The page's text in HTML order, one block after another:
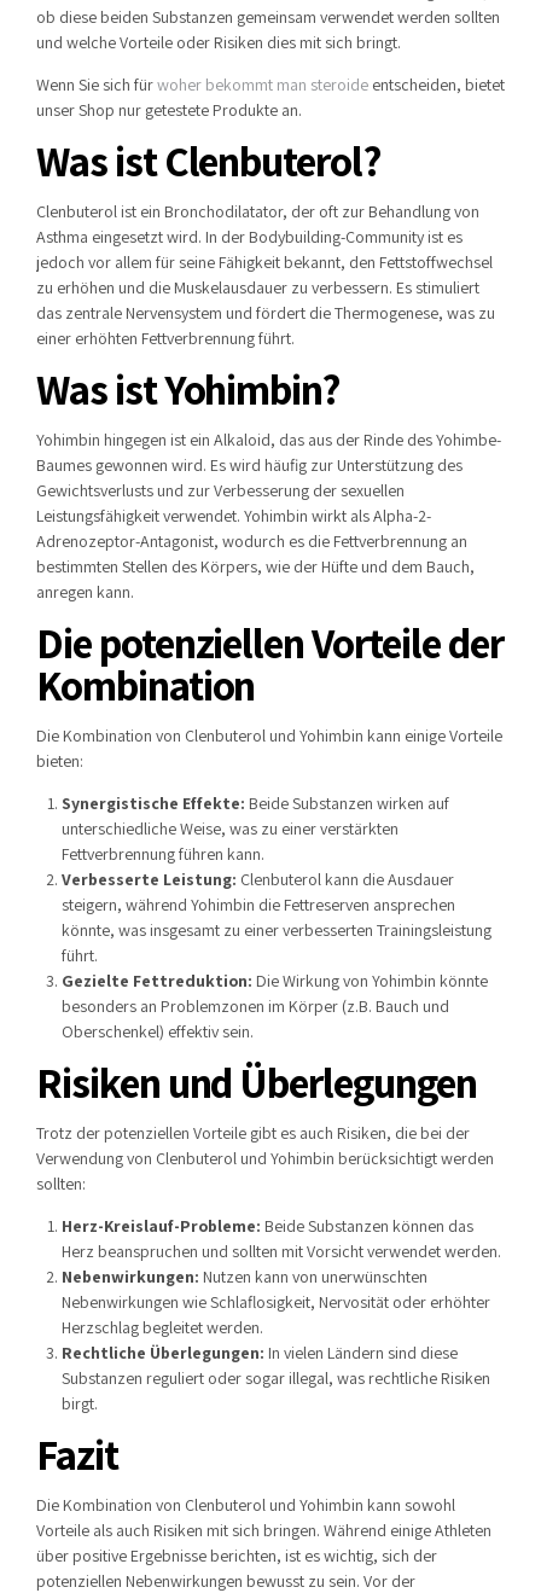
ob diese beiden Substanzen gemeinsam verwendet werden sollten
und welche Vorteile oder Risiken dies mit sich bringt.
Wenn Sie sich fürwoher bekommt man steroide entscheiden, bietet
unser Shop nur getestete Produkte an.
Was ist Clenbuterol?
Clenbuterol ist ein Bronchodilatator, der oft zur Behandlung von
Asthma eingesetzt wird. In der Bodybuilding-Community ist es
jedoch vor allem für seine Fähigkeit bekannt, den Fettstoffwechsel
zu erhöhen und die Muskelausdauer zu verbessern. Es stimuliert
das zentrale Nervensystem und fördert die Thermogenese, was zu
einer erhöhten Fettverbrennung führt.
Was ist Yohimbin?
Yohimbin hingegen ist ein Alkaloid, das aus der Rinde des Yohimbe-
Baumes gewonnen wird. Es wird häufig zur Unterstützung des
Gewichtsverlusts und zur Verbesserung der sexuellen
Leistungsfähigkeit verwendet. Yohimbin wirkt als Alpha-2-
Adrenozeptor-Antagonist, wodurch es die Fettverbrennung an
bestimmten Stellen des Körpers, wie der Hüfte und dem Bauch,
anregen kann.
Die potenziellen Vorteile der
Kombination
Die Kombination von Clenbuterol und Yohimbin kann einige Vorteile
bieten:
Synergistische Effekte: Beide Substanzen wirken auf
unterschiedliche Weise, was zu einer verstärkten
Fettverbrennung führen kann.
Verbesserte Leistung: Clenbuterol kann die Ausdauer
steigern, während Yohimbin die Fettreserven ansprechen
könnte, was insgesamt zu einer verbesserten Trainingsleistung
führt.
Gezielte Fettreduktion: Die Wirkung von Yohimbin könnte
besonders an Problemzonen im Körper (z.B. Bauch und
Oberschenkel) effektiv sein.
Risiken und Überlegungen
Trotz der potenziellen Vorteile gibt es auch Risiken, die bei der
Verwendung von Clenbuterol und Yohimbin berücksichtigt werden
sollten:
Herz-Kreislauf-Probleme: Beide Substanzen können das
Herz beanspruchen und sollten mit Vorsicht verwendet werden.
Nebenwirkungen: Nutzen kann von unerwünschten
Nebenwirkungen wie Schlaflosigkeit, Nervosität oder erhöhter
Herzschlag begleitet werden.
Rechtliche Überlegungen: In vielen Ländern sind diese
Substanzen reguliert oder sogar illegal, was rechtliche Risiken
birgt.
Fazit
Die Kombination von Clenbuterol und Yohimbin kann sowohl
Vorteile als auch Risiken mit sich bringen. Während einige Athleten
über positive Ergebnisse berichten, ist es wichtig, sich der
potenziellen Nebenwirkungen bewusst zu sein. Vor der